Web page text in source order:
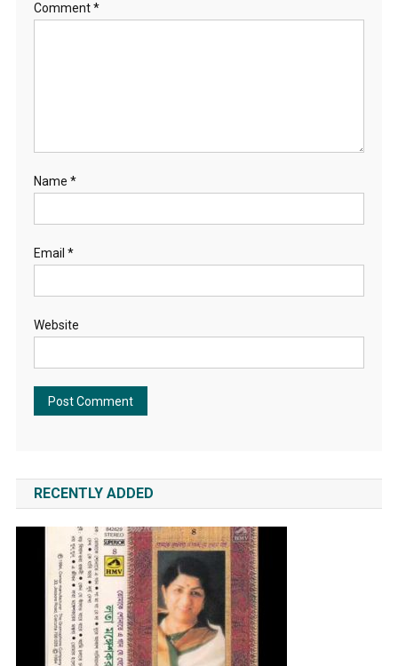
Comment*
Name *
Email *
Website
RECENTLY ADDED